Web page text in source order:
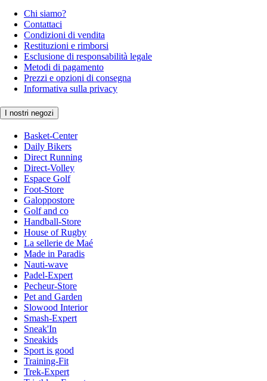
Chi siamo?
Contattaci
Condizioni di vendita
Restituzioni e rimborsi
Esclusione di responsabilità legale
Metodi di pagamento
Prezzi e opzioni di consegna
Informativa sulla privacy
I nostri negozi
Basket-Center
Daily Bikers
Direct Running
Direct-Volley
Espace Golf
Foot-Store
Galoppostore
Golf and co
Handball-Store
House of Rugby
La sellerie de Maé
Made in Paradis
Nauti-wave
Padel-Expert
Pecheur-Store
Pet and Garden
Slowood Interior
Smash-Expert
Sneak'In
Sneakids
Sport is good
Training-Fit
Trek-Expert